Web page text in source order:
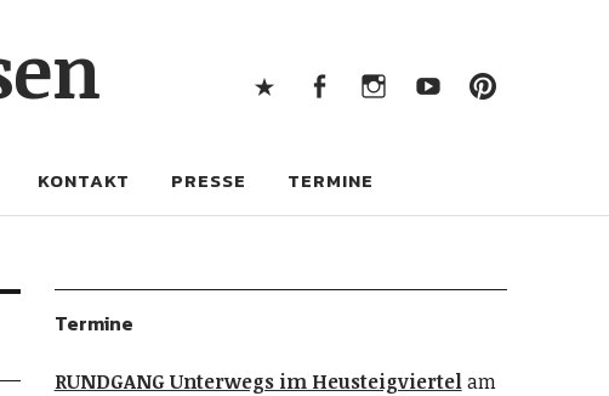
KONTAKT PRESSE TERMINE
Termine
RUNDGANG Unterwegs im Heusteigviertelam